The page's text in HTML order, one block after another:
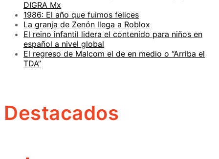
DIGRA Mx
1986: El año que fuimos felices
La granja de Zenón llega a Roblox
El reino infantil lidera el contenido para niños en
español a nivel global
El regreso de Malcom el de en medio o “Arriba el
TDA”
Destacados